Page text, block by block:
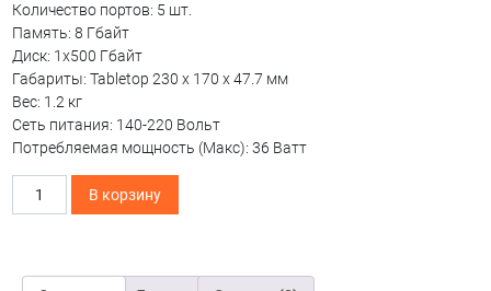
Количество портов: 5 шт.
Память: 8 Гбайт
Диск: 1х500 Гбайт
Габариты: Tabletop 230 x 170 x 47.7 мм
Вес: 1.2 кг
Сеть питания: 140-220 Вольт
Потребляемая мощность (Макс): 36 Ватт
UserGate
В корзину